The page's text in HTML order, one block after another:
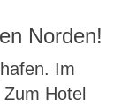
Norden!
Im
Hotel